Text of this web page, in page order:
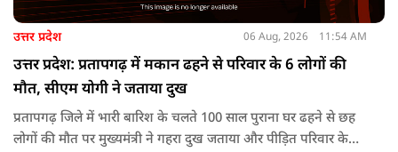
उत्तर प्रदेश 06 Aug, 2026 11:54 AM
उत्तर प्रदेश: प्रतापगढ़ में मकान ढहने से परिवार के 6 लोगों की
मौत, सीएम योगी ने जताया दुख
प्रतापगढ़ जिले में भारी बारिश के चलते 100 साल पुराना घर ढहने से छह
लोगों की मौत पर मुख्यमंत्री ने गहरा दुख जताया और पीड़ित परिवार के